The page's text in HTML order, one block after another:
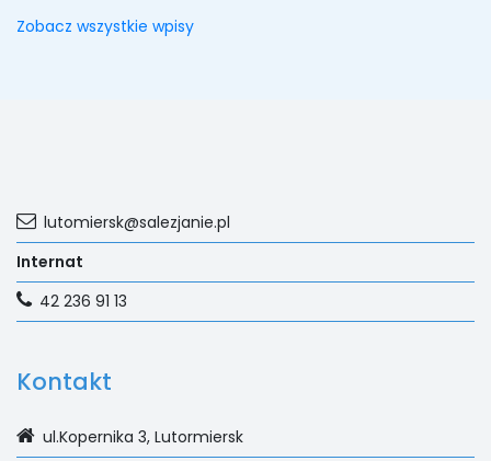
Zobacz wszystkie wpisy
Kontakt
ul.Kopernika 3, Lutormiersk
lutomiersk@salezjanie.pl
Internat
42 236 91 13